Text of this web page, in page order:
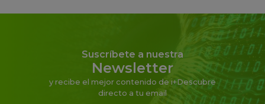
Suscríbete a nuestra
Newsletter
y recibe el mejor contenido de i+Descubre
directo a tu email